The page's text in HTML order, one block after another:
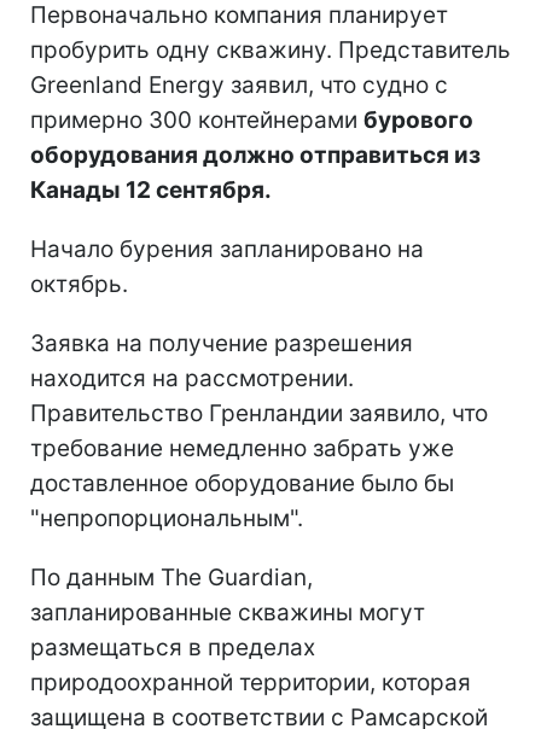
Первоначально компания планирует
пробурить одну скважину. Представитель
Greenland Energy заявил, что судно с
примерно 300 контейнерами бурового
оборудования должно отправиться из
Канады 12 сентября.
Начало бурения запланировано на
октябрь.
Заявка на получение разрешения
находится на рассмотрении.
Правительство Гренландии заявило, что
требование немедленно забрать уже
доставленное оборудование было бы
"непропорциональным".
По данным The Guardian,
запланированные скважины могут
размещаться в пределах
природоохранной территории, которая
защищена в соответствии с Рамсарской